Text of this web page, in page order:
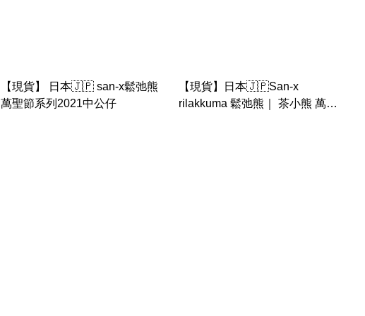
【現貨】 日本🇯🇵 san-x鬆弛熊
萬聖節系列2021中公仔
【現貨】日本🇯🇵San-x
rilakkuma 鬆弛熊｜ 茶小熊 萬聖